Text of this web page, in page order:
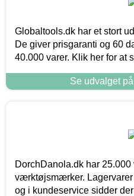
Globaltools.dk har et stort
De giver prisgaranti og 60
40.000 varer. Klik her for at
Se udvalget
DorchDanola.dk har
værktøjsmærker. Lagervarer
og i kundeservice sidder